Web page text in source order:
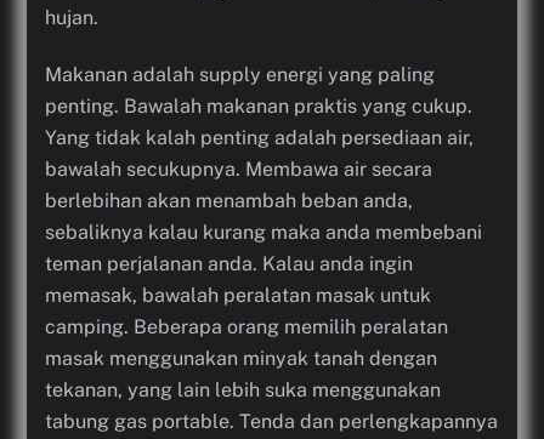
hujan.
Makanan adalah supply energi yang paling
penting. Bawalah makanan praktis yang cukup.
Yang tidak kalah penting adalah persediaan air,
bawalah secukupnya. Membawa air secara
berlebihan akan menambah beban anda,
sebaliknya kalau kurang maka anda membebani
teman perjalanan anda. Kalau anda ingin
memasak, bawalah peralatan masak untuk
camping. Beberapa orang memilih peralatan
masak menggunakan minyak tanah dengan
tekanan, yang lain lebih suka menggunakan
tabung gas portable. Tenda dan perlengkapannya